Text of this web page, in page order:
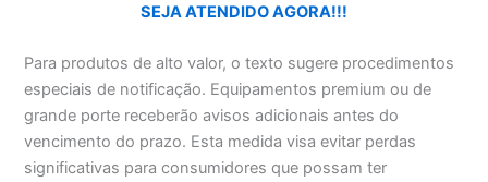
SEJA ATENDIDO AGORA!!!
Para produtos de alto valor, o texto sugere procedimentos
especiais de notificação. Equipamentos premium ou de
grande porte receberão avisos adicionais antes do
vencimento do prazo. Esta medida visa evitar perdas
significativas para consumidores que possam ter